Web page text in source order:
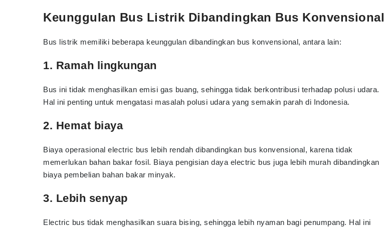
Keunggulan Bus Listrik Dibandingkan Bus Konvensional
Bus listrik memiliki beberapa keunggulan dibandingkan bus konvensional, antara lain:
1. Ramah lingkungan
Bus ini tidak menghasilkan emisi gas buang, sehingga tidak berkontribusi terhadap polusi udara.
Hal ini penting untuk mengatasi masalah polusi udara yang semakin parah di Indonesia.
2. Hemat biaya
Biaya operasional electric bus lebih rendah dibandingkan bus konvensional, karena tidak
memerlukan bahan bakar fosil. Biaya pengisian daya electric bus juga lebih murah dibandingkan
biaya pembelian bahan bakar minyak.
3. Lebih senyap
Electric bus tidak menghasilkan suara bising, sehingga lebih nyaman bagi penumpang. Hal ini